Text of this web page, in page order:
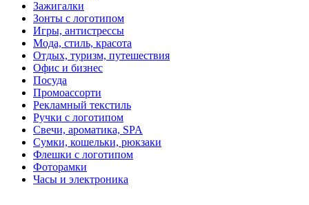
Зажигалки
Зонты с логотипом
Игры, антистрессы
Мода, стиль, красота
Отдых, туризм, путешествия
Офис и бизнес
Посуда
Промоассорти
Рекламный текстиль
Ручки с логотипом
Свечи, ароматика, SPA
Сумки, кошельки, рюкзаки
Флешки с логотипом
Фоторамки
Часы и электроника